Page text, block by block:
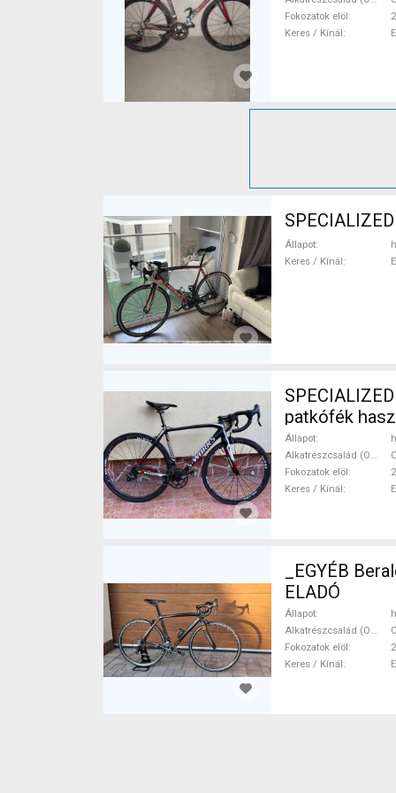
Fokozatok elöl
2
Keres / Kínál
Állapot
Keres / Kínál
SPECIALIZED S-
patkófék
Állapot
Alkatrészcsalád (Outi)
Fokozatok elöl
2
Keres / Kínál
_EGYÉB
ELADÓ
Állapot
Alkatrészcsalád (Outi)
Fokozatok elöl
2
Keres / Kínál